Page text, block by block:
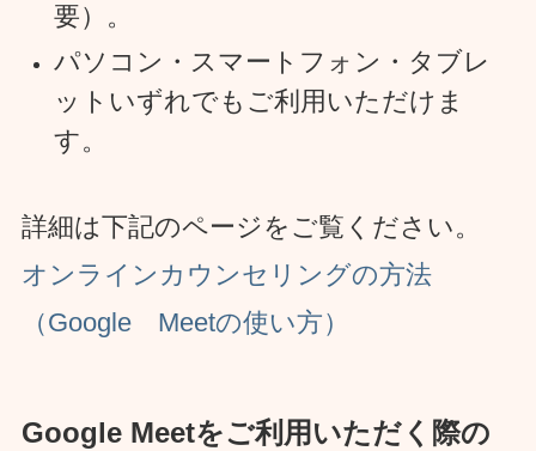
要）。
パソコン・スマートフォン・タブレ
ットいずれでもご利用いただけま
す。
詳細は下記のページをご覧ください。
オンラインカウンセリングの方法
（Google Meetの使い方）
Google Meetをご利用いただく際の